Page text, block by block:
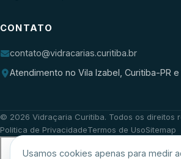
CONTATO
contato@vidracarias.curitiba.br
Atendimento no Vila Izabel, Curitiba-PR
© 2026 Vidraçaria Curitiba. Todos os direitos
Politica de PrivacidadeTermos de UsoSitemap
Usamos cookies apenas para medir